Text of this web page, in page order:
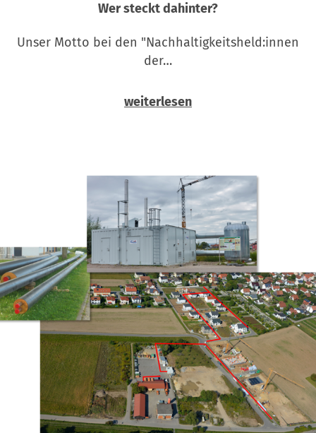
Wer steckt dahinter?
Unser Motto bei den "Nachhaltigkeitsheld:innen
der…
weiterlesen